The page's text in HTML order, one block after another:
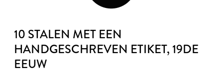
10 STALEN MET EEN
HANDGESCHREVEN ETIKET, 19DE
EEUW